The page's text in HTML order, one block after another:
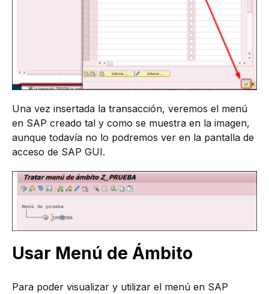
Una vez insertada la transacción, veremos el menú
en SAP creado tal y como se muestra en la imagen,
aunque todavía no lo podremos ver en la pantalla de
acceso de SAP GUI.
Usar Menú de Ámbito
Para poder visualizar y utilizar el menú en SAP